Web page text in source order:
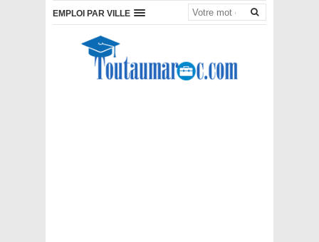
EMPLOI PAR VILLE